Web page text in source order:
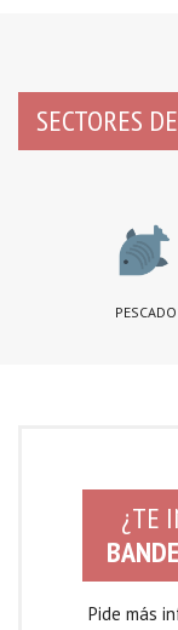
SECTORES
PESCADO
¿TE
Pide más